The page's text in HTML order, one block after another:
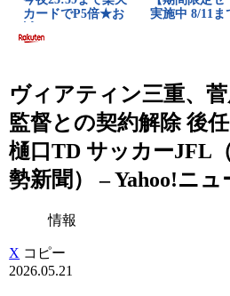
ヴィアティン三重、
監督との契約解除 後
樋口TD サッカーJFL
勢新聞） – Yahoo!ニュ
情報
X コピー
2026.05.21